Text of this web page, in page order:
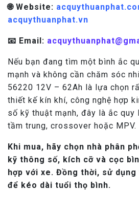
🌐 Website:
acquythuanphat.vn
📧 Email:
Nếu bạn đang tìm một bình ắc
mạnh và không cần chăm sóc
56220 12V – 62Ah là lựa chọn
thiết kế kín khí, công nghệ hợp
số kỹ thuật mạnh, đây là ắc
tầm trung, crossover hoặc MPV.
Khi mua, hãy chọn nhà phân
kỹ thông số, kích cỡ và cọc
hợp với xe. Đồng thời, sử
để kéo dài tuổi thọ bình.